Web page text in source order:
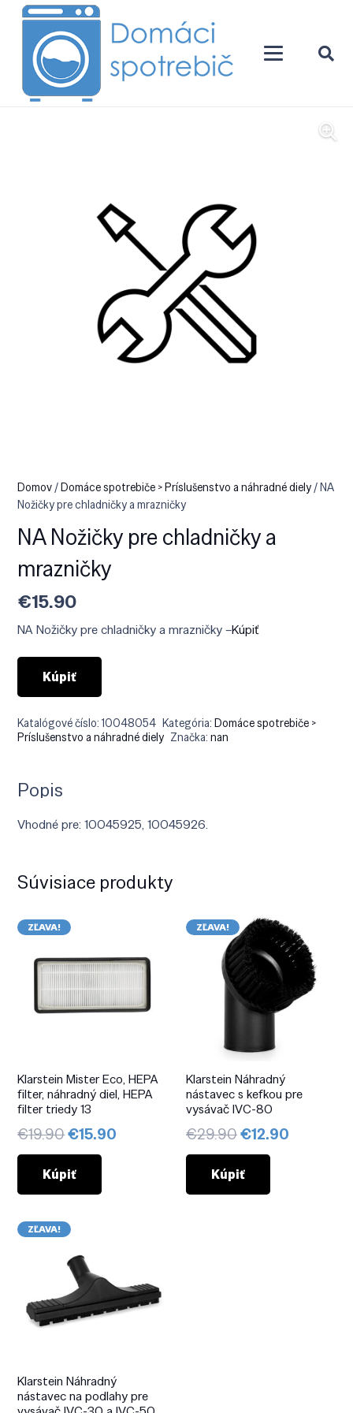
Domov/Domáce spotrebiče > Príslušenstvo a náhradné diely/ NA
Nožičky pre chladničky a mrazničky
NA Nožičky pre chladničky a
mrazničky
€15.90
NA Nožičky pre chladničky a mrazničky –Kúpiť
Kúpiť
Katalógové číslo:10048054 Kategória:Domáce spotrebiče >
Príslušenstvo a náhradné diely Značka:nan
Popis
Vhodné pre: 10045925, 10045926.
Súvisiace produkty
ZĽAVA!
Klarstein Mister Eco, HEPA
filter, náhradný diel, HEPA
filter triedy 13
€19.90Pôvodná
cena
bola:
€19.90.
€15.90
Kúpiť
ZĽAVA!
Klarstein Náhradný
nástavec s kefkou pre
vysávač IVC-80
€29.90Pôvodná
cena
bola:
€29.90.
€12.90
Kúpiť
ZĽAVA!
Klarstein Náhradný
nástavec na podlahy pre